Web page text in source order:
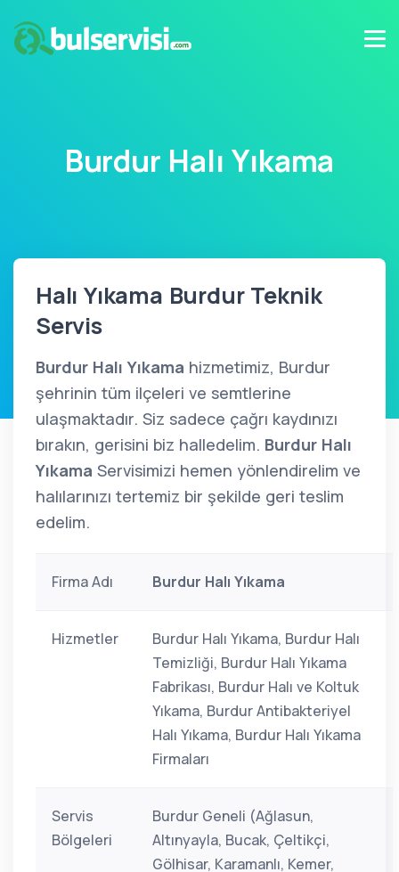
Burdur Halı Yıkama
Halı Yıkama Burdur Teknik
Servis
Burdur Halı Yıkama hizmetimiz, Burdur
şehrinin tüm ilçeleri ve semtlerine
ulaşmaktadır. Siz sadece çağrı kaydınızı
bırakın, gerisini biz halledelim. Burdur Halı
Yıkama Servisimizi hemen yönlendirelim ve
halılarınızı tertemiz bir şekilde geri teslim
edelim.
Firma Adı Burdur Halı Yıkama
Hizmetler
Burdur Halı Yıkama, Burdur Halı
Temizliği, Burdur Halı Yıkama
Fabrikası, Burdur Halı ve Koltuk
Yıkama, Burdur Antibakteriyel
Halı Yıkama, Burdur Halı Yıkama
Firmaları
Servis
Bölgeleri
Burdur Geneli (Ağlasun,
Altınyayla, Bucak, Çeltikçi,
Gölhisar, Karamanlı, Kemer,